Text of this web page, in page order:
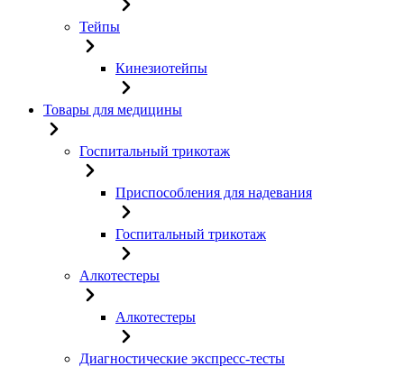
Тейпы
Кинезиотейпы
Товары для медицины
Госпитальный трикотаж
Приспособления для надевания
Госпитальный трикотаж
Алкотестеры
Алкотестеры
Диагностические экспресс-тесты